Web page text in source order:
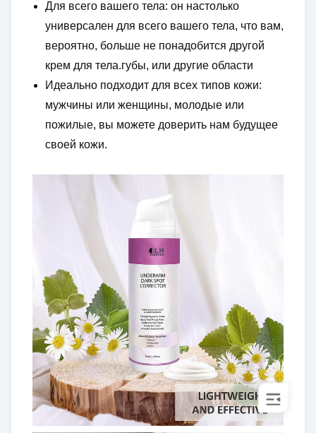
Для всего вашего тела: он настолько
универсален для всего вашего тела, что вам,
вероятно, больше не понадобится другой
крем для тела.губы, или другие области
Идеально подходит для всех типов кожи:
мужчины или женщины, молодые или
пожилые, вы можете доверить нам будущее
своей кожи.